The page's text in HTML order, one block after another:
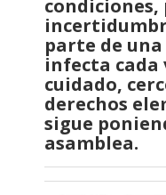
parte de
infecta cada
cuidado,
derechos
sigue
asamblea.